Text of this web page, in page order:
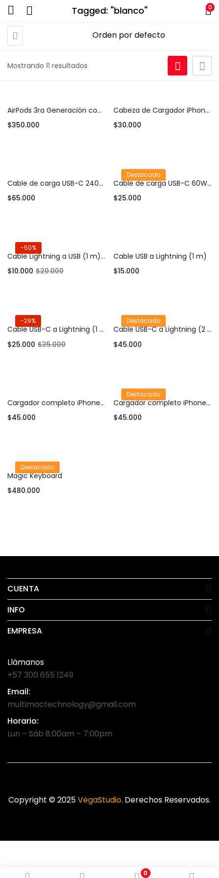
Tagged: "blanco" 0
0
Mostrando 11 resultados
AirPods 3ra Generación con Estuche MagSafe
$350.000
Cabeza de Cargador iPhone 25W (Adaptador USB-C)
$30.000
Cable de carga USB-C 240W (2 m)
$65.000
Destacado
Cable de carga USB-C 60W (1 m)
$25.000
-50%
Cable Lightning a USB (1 m) Compatible iPhone / iPad
$10.000 $20.000
Cable USB a Lightning (1 m)
$15.000
-29%
Cable USB-C a Lightning (1 m) Compatible iPhone / iPad
$25.000 $35.000
Destacado
Cable USB-C a Lightning (2 m)
$45.000
Cargador completo iPhone 20W (Adaptador USB-C + Cable Lightning)
$45.000
Destacado
Cargador completo iPhone 25W (Adaptador USB-C + Cable Lightning)
$45.000
Destacado
Magic Keyboard
$480.000
CUENTA
INFO
EMPRESA
Llámanos
+57 300 655 1249
Email:
multimactechnology@gmail.com
Horario:
Lun – Sáb 8:00am – 7:00pm
Copyright © 2025VegaStudio. Derechos Reservados.